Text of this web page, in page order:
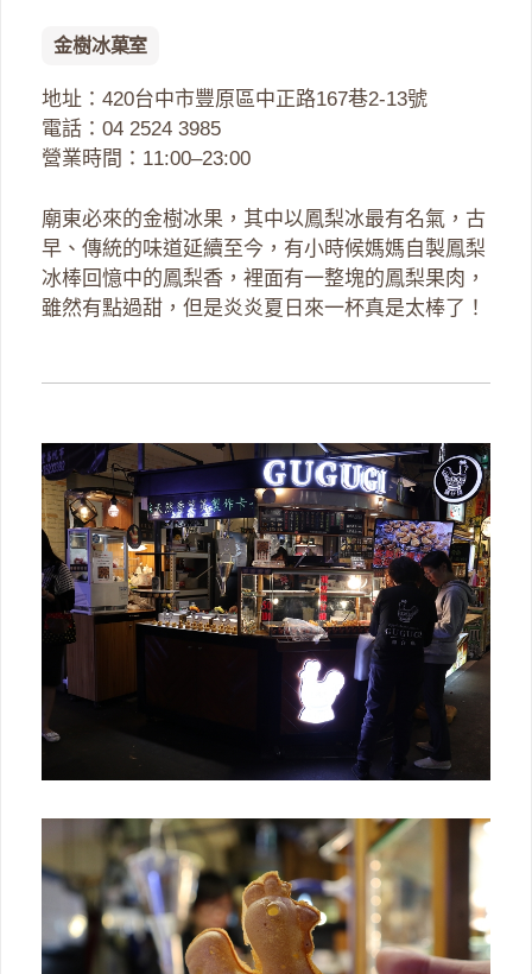
金樹冰菓室
地址：420台中市豐原區中正路167巷2-13號
電話：04 2524 3985
營業時間：11:00–23:00
廟東必來的金樹冰果，其中以鳳梨冰最有名氣，古
早、傳統的味道延續至今，有小時候媽媽自製鳳梨
冰棒回憶中的鳳梨香，裡面有一整塊的鳳梨果肉，
雖然有點過甜，但是炎炎夏日來一杯真是太棒了！